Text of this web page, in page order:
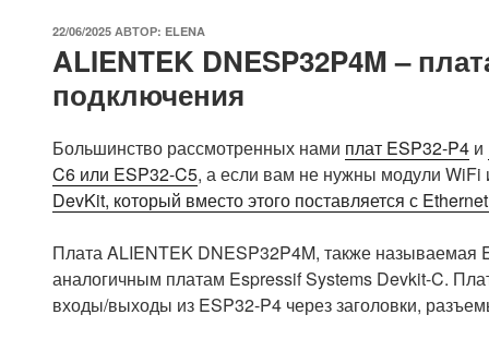
ОПУБЛИКОВАНО
22/06/2025 АВТОР: ELENA
ALIENTEK DNESP32P4M –
подключения
Большинство рассмотренных нами плат ESP32-P4 и
C6 или ESP32-C5, а если вам не нужны модули WiFi
DevKit, который вместо этого поставляется с
Плата ALIENTEK DNESP32P4M, также
аналогичным платам Espressif Systems Devkit-C.
входы/выходы из ESP32-P4 через заголовки,